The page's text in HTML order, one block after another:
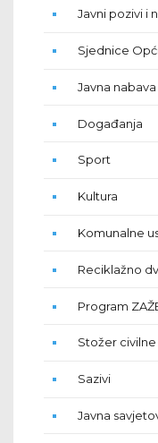
Javni pozivi i
Sjednice
Javna nabava
Događanja
Sport
Kultura
Komunalne
Reciklažno
Program
Stožer
Sazivi
Javna